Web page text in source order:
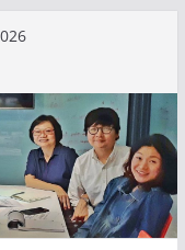
ที่ SAFETist
นกันยายนที่ผ่านมา